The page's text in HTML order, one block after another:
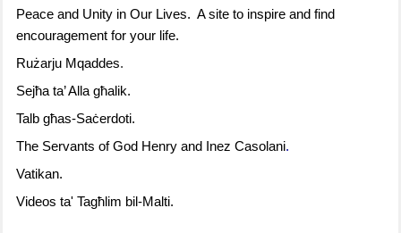
Peace and Unity in Our Lives. A site to inspire and find
encouragement for your life.
Rużarju Mqaddes.
Sejħa ta’ Alla għalik.
Talb għas-Saċerdoti.
The Servants of God Henry and Inez Casolani.
Vatikan.
Videos ta' Tagħlim bil-Malti.